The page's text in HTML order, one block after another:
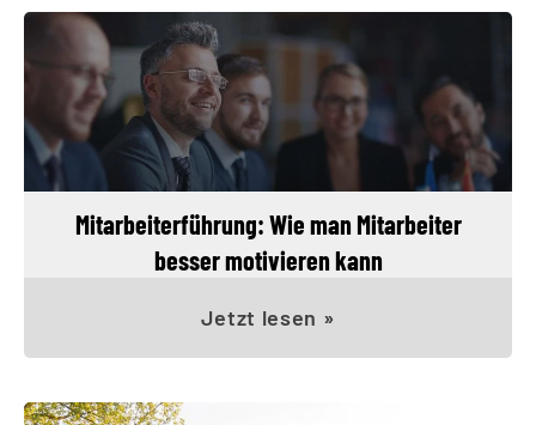
Mitarbeiterführung: Wie man Mitarbeiter
besser motivieren kann
Jetzt lesen »